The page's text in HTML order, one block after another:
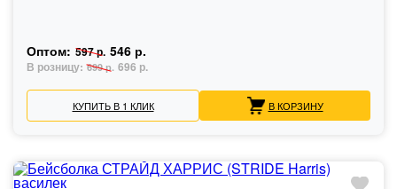
Оптом: 597 р. 546 р.
В розницу: 699 р. 696 р.
КУПИТЬ В 1 КЛИК В КОРЗИНУ